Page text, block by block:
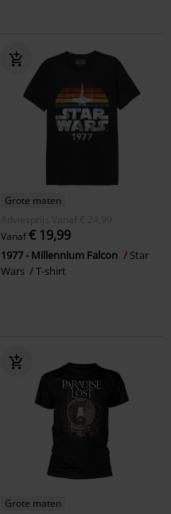
Grote maten
Adviesprijs
Vanaf € 24,99
Vanaf€ 19,99
1977 - Millennium Falcon
Star
Wars
T-shirt
Grote maten